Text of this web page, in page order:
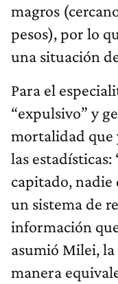
magros
pesos), por lo
una situación
Para el
“expulsivo” y
mortalidad que
las
capitado, nadie
un sistema de
información
asumió Milei,
manera